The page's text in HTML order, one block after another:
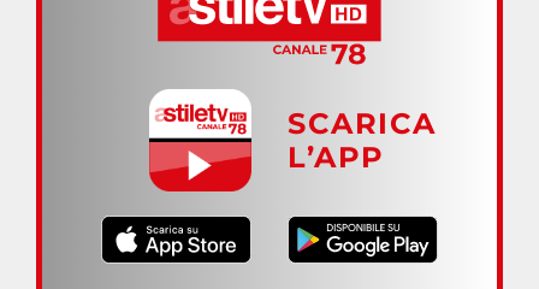
SCARICA
L’APP